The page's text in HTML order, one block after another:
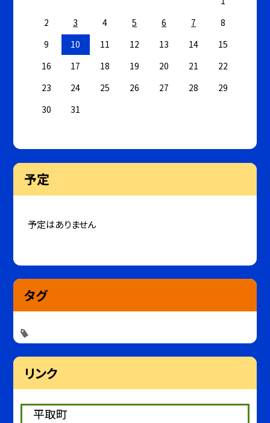
2
3 4 5 6 7
8
9
10 11 12 13 14
15
16
17 18 19 20 21
22
23
24 25 26 27 28
29
30
31
予定
予定はありません
タグ
リンク
平取町